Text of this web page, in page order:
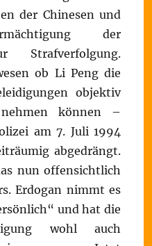
der Chinesen und
der
Strafverfolgung.
ob Li Peng die
objektiv
können –
am 7. Juli 1994
abgedrängt.
nun offensichtlich
Erdogan nimmt es
und hat die
wohl auch